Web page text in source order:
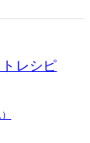
レシピ